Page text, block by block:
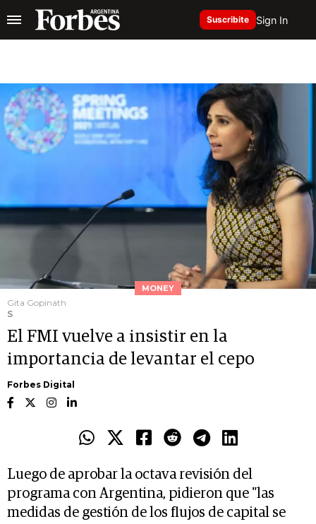
Suscribite Sign In
MONEY
Gita Gopinath
S
El FMI vuelve a insistir en la
importancia de levantar el cepo
Forbes Digital
Luego de aprobar la octava revisión del
programa con Argentina, pidieron que "las
medidas de gestión de los flujos de capital se